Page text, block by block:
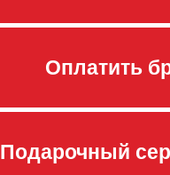
Оплатить
Подарочный